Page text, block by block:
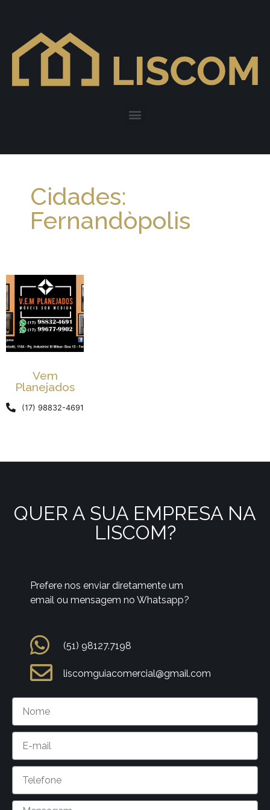
Cidades:
Fernandòpolis
Vem
Planejados
(17) 98832-4691
QUER A SUA EMPRESA NA
LISCOM?
Prefere nos enviar diretamente um
email ou mensagem no Whatsapp?
(51) 98127.7198
liscomguiacomercial@gmail.com